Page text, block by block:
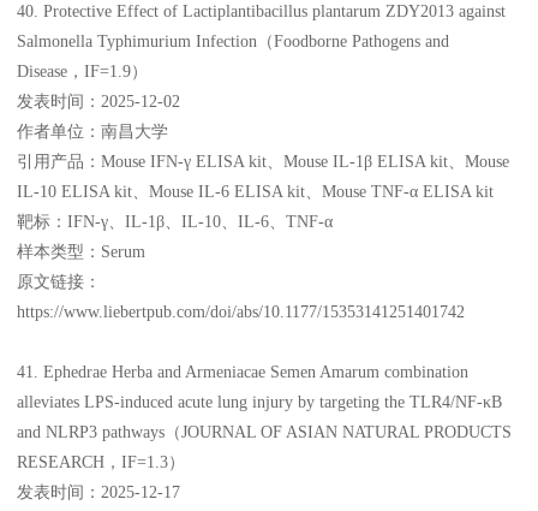
40. Protective Effect of Lactiplantibacillus plantarum ZDY2013 against
Salmonella Typhimurium Infection（Foodborne Pathogens and
Disease，IF=1.9）
发表时间：2025-12-02
作者单位：南昌大学
引用产品：Mouse IFN-γ ELISA kit、Mouse IL-1β ELISA kit、Mouse
IL-10 ELISA kit、Mouse IL-6 ELISA kit、Mouse TNF-α ELISA kit
靶标：IFN-γ、IL-1β、IL-10、IL-6、TNF-α
样本类型：Serum
原文链接：
https://www.liebertpub.com/doi/abs/10.1177/15353141251401742
41. Ephedrae Herba and Armeniacae Semen Amarum combination
alleviates LPS-induced acute lung injury by targeting the TLR4/NF-κB
and NLRP3 pathways（JOURNAL OF ASIAN NATURAL PRODUCTS
RESEARCH，IF=1.3）
发表时间：2025-12-17